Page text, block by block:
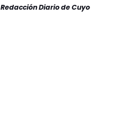
Redacción Diario de Cuyo